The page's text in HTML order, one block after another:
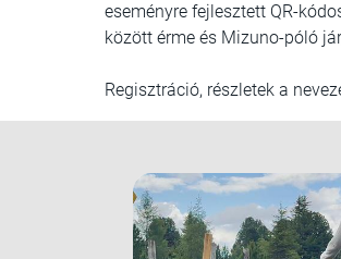
eseményre fejlesztett QR-
között érme és Mizuno-póló
Regisztráció, részletek a